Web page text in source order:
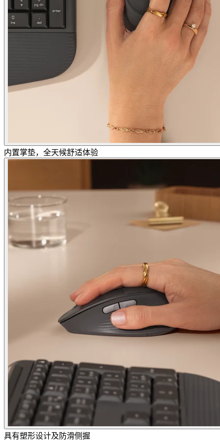
内置掌垫，全天候舒适体验
具有塑形设计及防滑侧握